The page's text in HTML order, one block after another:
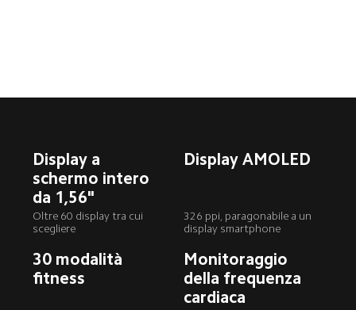
Display a
schermo intero
da 1,56"
Display AMOLED
Oltre 60 display tra cui
scegliere
326 ppi, paragonabile a un
display smartphone
30 modalità
fitness
Monitoraggio
della frequenza
cardiaca